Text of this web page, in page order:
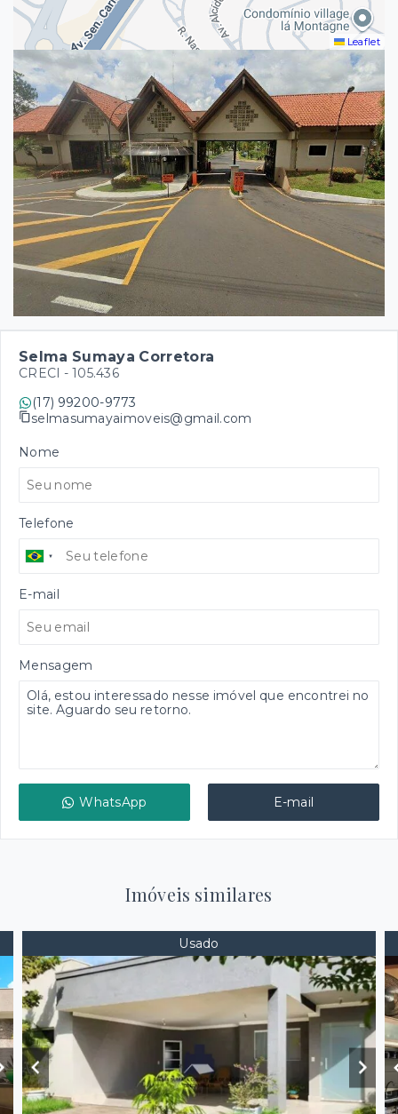
Leaflet
Selma Sumaya Corretora
CRECI - 105.436
(17) 99200-9773
selmasumayaimoveis@gmail.com
Nome
Telefone
E-mail
Mensagem
WhatsApp E-mail
Imóveis similares
Usado